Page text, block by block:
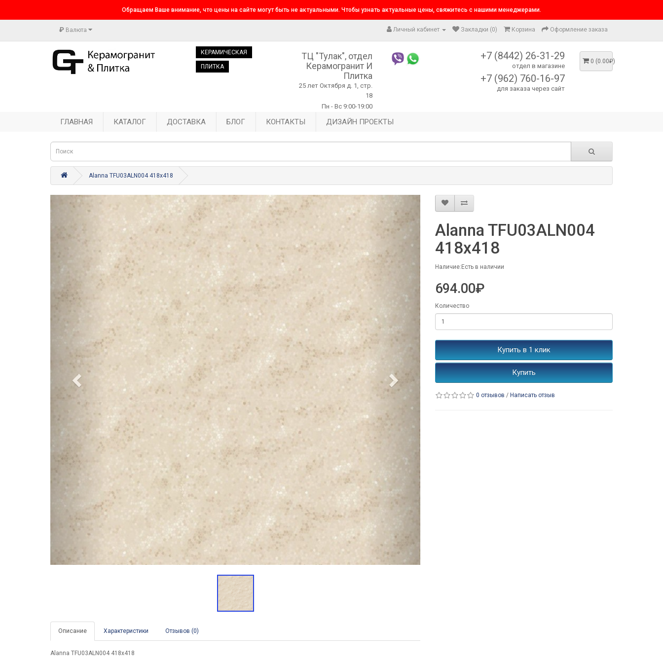
Обращаем Ваше внимание, что цены на сайте могут быть не актуальными. Чтобы узнать актуальные цены, свяжитесь с нашими менеджерами.
₽ Валюта Личный кабинет Закладки (0) Корзина Оформление заказа
КЕРАМИЧЕСКАЯ
ПЛИТКА
ТЦ "Тулак", отдел
Керамогранит И
Плитка
25 лет Октября д. 1, стр.
18
Пн - Вс 9:00-19:00
+7 (8442) 26-31-29
отдел в магазине
+7 (962) 760-16-97
для заказа через сайт
0 (0.00₽)
ГЛАВНАЯ КАТАЛОГ ДОСТАВКА БЛОГ КОНТАКТЫ ДИЗАЙН ПРОЕКТЫ
Alanna TFU03ALN004 418x418
Описание Характеристики Отзывов (0)
Alanna TFU03ALN004 418x418
Alanna TFU03ALN004
418x418
Наличие:Есть в наличии
694.00₽
Количество
Купить в 1 клик
Купить
0 отзывов / Написать отзыв